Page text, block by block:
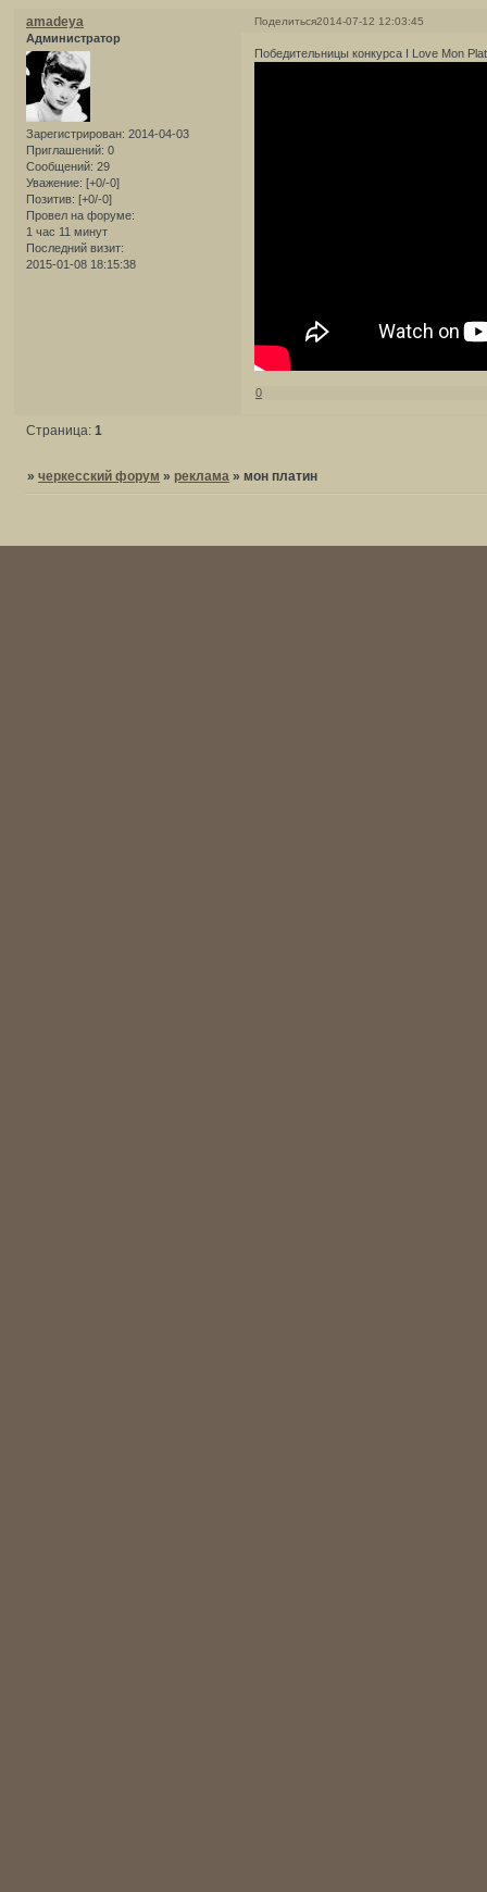
Поделиться2014-07-12 12:03:45
amadeya
Администратор
Зарегистрирован: 2014-04-03
Приглашений: 0
Сообщений: 29
Уважение: [+0/-0]
Позитив: [+0/-0]
Провел на форуме:
1 час 11 минут
Последний визит:
2015-01-08 18:15:38
Победительницы конкурса I Love Mon
0
Страница:1
»черкесский форум » реклама » мон платин